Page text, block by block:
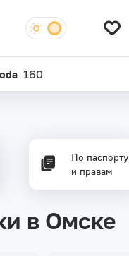
160
По паспорту
и правам
в Омске